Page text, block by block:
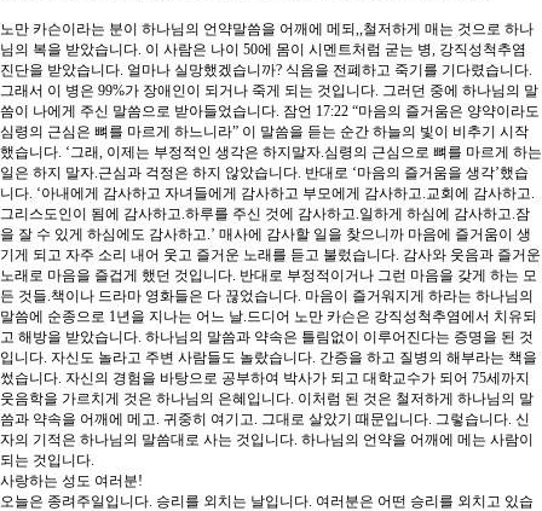
노만 카슨이라는 분이 하나님의 언약말씀을 어깨에 메되,,철저하게 매는 것으로 하나
님의 복을 받았습니다. 이 사람은 나이 50에 몸이 시멘트처럼 굳는 병, 강직성척추염
진단을 받았습니다. 얼마나 실망했겠습니까? 식음을 전폐하고 죽기를 기다렸습니다.
그래서 이 병은 99%가 장애인이 되거나 죽게 되는 것입니다. 그러던 중에 하나님의 말
씀이 나에게 주신 말씀으로 받아들었습니다. 잠언 17:22 “마음의 즐거움은 양약이라도
심령의 근심은 뼈를 마르게 하느니라” 이 말씀을 듣는 순간 하늘의 빛이 비추기 시작
했습니다. ‘그래, 이제는 부정적인 생각은 하지말자.심령의 근심으로 뼈를 마르게 하는
일은 하지 말자.근심과 걱정은 하지 않았습니다. 반대로 ‘마음의 즐거움을 생각’했습
니다. ‘아내에게 감사하고 자녀들에게 감사하고 부모에게 감사하고.교회에 감사하고.
그리스도인이 됨에 감사하고.하루를 주신 것에 감사하고.일하게 하심에 감사하고.잠
을 잘 수 있게 하심에도 감사하고.’ 매사에 감사할 일을 찾으니까 마음에 즐거움이 생
기게 되고 자주 소리 내어 웃고 즐거운 노래를 듣고 불렀습니다. 감사와 웃음과 즐거운
노래로 마음을 즐겁게 했던 것입니다. 반대로 부정적이거나 그런 마음을 갖게 하는 모
든 것들.책이나 드라마 영화들은 다 끊었습니다. 마음이 즐거워지게 하라는 하나님의
말씀에 순종으로 1년을 지나는 어느 날.드디어 노만 카슨은 강직성척추염에서 치유되
고 해방을 받았습니다. 하나님의 말씀과 약속은 틀림없이 이루어진다는 증명을 된 것
입니다. 자신도 놀라고 주변 사람들도 놀랐습니다. 간증을 하고 질병의 해부라는 책을
썼습니다. 자신의 경험을 바탕으로 공부하여 박사가 되고 대학교수가 되어 75세까지
웃음학을 가르치게 것은 하나님의 은혜입니다. 이처럼 된 것은 철저하게 하나님의 말
씀과 약속을 어깨에 메고. 귀중히 여기고. 그대로 살았기 때문입니다. 그렇습니다. 신
자의 기적은 하나님의 말씀대로 사는 것입니다. 하나님의 언약을 어깨에 메는 사람이
되는 것입니다.
사랑하는 성도 여러분!
오늘은 종려주일입니다. 승리를 외치는 날입니다. 여러분은 어떤 승리를 외치고 있습